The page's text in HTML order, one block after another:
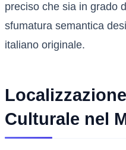
preciso che sia in grado
sfumatura semantica
italiano originale.
Culturale nel